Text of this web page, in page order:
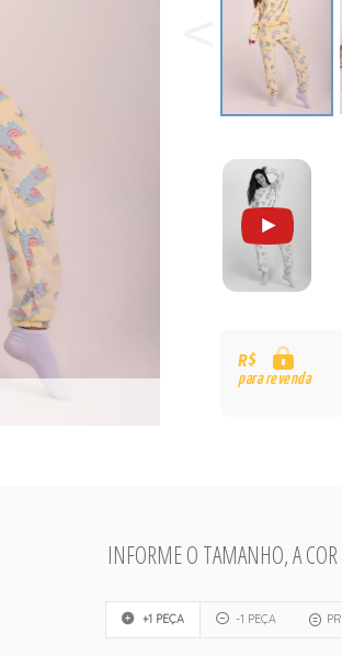
R$
para revenda
INFORME O TAMANHO, A
+1 PEÇA -1 PEÇA